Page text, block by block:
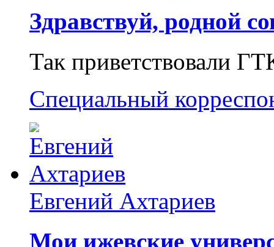
Здравствуй, родной
Так приветствовали
Специальный
Евгений Ахтариев
Мои ижевские